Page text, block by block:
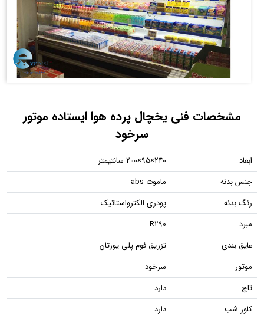
مشخصات فنی یخچال پرده هوا ایستاده موتور
سرخود
ابعاد
240×95×200 سانتیمتر
جنس بدنه
ماموت abs
رنگ بدنه
پودری الکترواستاتیک
مبرد
R290
عایق بندی
تزریق فوم پلی یورتان
موتور
سرخود
تاج
دارد
کاور شب
دارد